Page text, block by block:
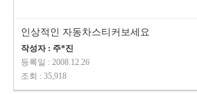
인상적인 자동차스티커보세요
작성자 : 주*진
등록일 : 2008.12.26
조회 : 35,918